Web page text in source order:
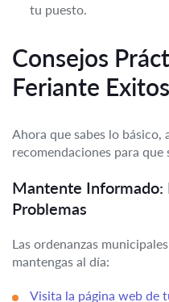
tu puesto.
Consejos
Feriante
Ahora que sabes lo básico,
recomendaciones para
Mantente Informado:
Problemas
Las ordenanzas
mantengas al día:
Visita la página web de